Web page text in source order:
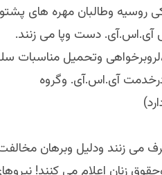
روسیه وطالبان مهره های
آی.اس.آی. دست وپا می زنند.
وتحمیل مناسبات
آی.اس.آی. وگروه
می زنند ودلیل وبرهان